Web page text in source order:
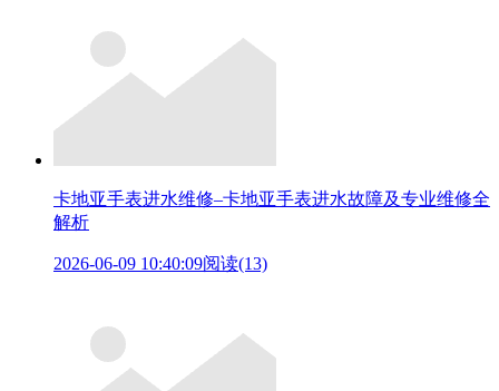
卡地亚手表进水维修–卡地亚手表进水故障及专业维修全
解析
2026-06-09 10:40:09阅读(13)